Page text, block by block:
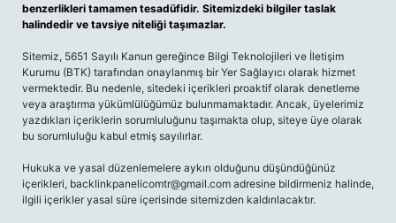
benzerlikleri tamamen tesadüfidir. Sitemizdeki bilgiler taslak
halindedir ve tavsiye niteliği taşımazlar.
Sitemiz, 5651 Sayılı Kanun gereğince Bilgi Teknolojileri ve İletişim
Kurumu (BTK) tarafından onaylanmış bir Yer Sağlayıcı olarak hizmet
vermektedir. Bu nedenle, sitedeki içerikleri proaktif olarak denetleme
veya araştırma yükümlülüğümüz bulunmamaktadır. Ancak, üyelerimiz
yazdıkları içeriklerin sorumluluğunu taşımakta olup, siteye üye olarak
bu sorumluluğu kabul etmiş sayılırlar.
Hukuka ve yasal düzenlemelere aykırı olduğunu düşündüğünüz
içerikleri, backlinkpanelicomtr@gmail.com adresine bildirmeniz halinde,
ilgili içerikler yasal süre içerisinde sitemizden kaldırılacaktır.